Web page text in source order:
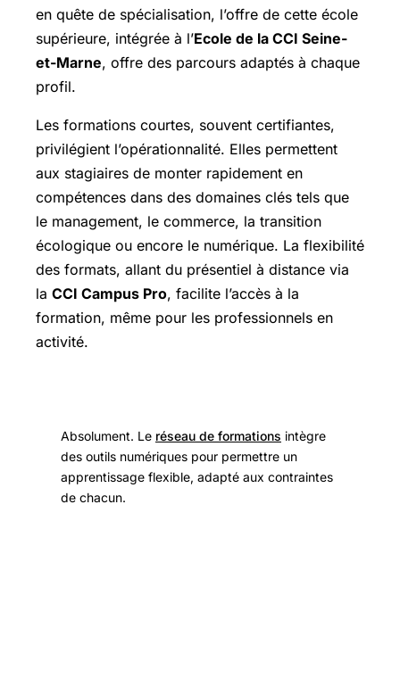
en quête de spécialisation, l’offre de cette école
supérieure, intégrée à l’Ecole de la CCI Seine-
et-Marne, offre des parcours adaptés à chaque
profil.
Les formations courtes, souvent certifiantes,
privilégient l’opérationnalité. Elles permettent
aux stagiaires de monter rapidement en
compétences dans des domaines clés tels que
le management, le commerce, la transition
écologique ou encore le numérique. La flexibilité
des formats, allant du présentiel à distance via
la CCI Campus Pro, facilite l’accès à la
formation, même pour les professionnels en
activité.
Absolument. Le réseau de formations intègre
des outils numériques pour permettre un
apprentissage flexible, adapté aux contraintes
de chacun.